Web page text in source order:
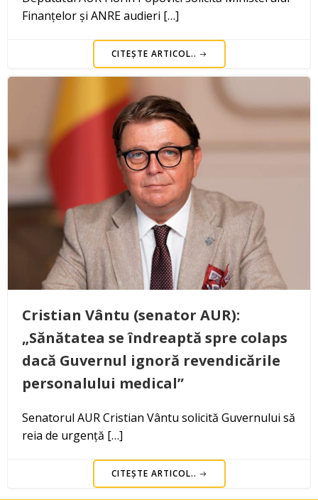
Finanțelor și ANRE audieri […]
CITEȘTE ARTICOL..
Cristian Vântu (senator AUR):
„Sănătatea se îndreaptă spre colaps
dacă Guvernul ignoră revendicările
personalului medical”
Senatorul AUR Cristian Vântu solicită Guvernului să
reia de urgență […]
CITEȘTE ARTICOL..